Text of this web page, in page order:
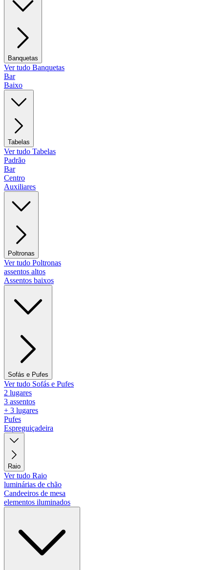
Banquetas
Ver tudo Banquetas
Bar
Baixo
Tabelas
Ver tudo Tabelas
Padrão
Bar
Centro
Auxiliares
Poltronas
Ver tudo Poltronas
assentos altos
Assentos baixos
Sofás e Pufes
Ver tudo Sofás e Pufes
2 lugares
3 assentos
+ 3 lugares
Pufes
Espreguiçadeira
Raio
Ver tudo Raio
luminárias de chão
Candeeiros de mesa
elementos iluminados